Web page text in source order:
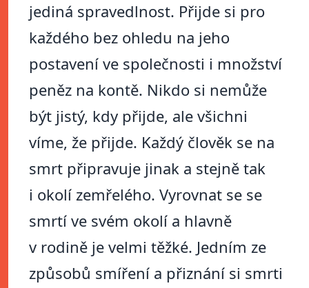
jediná spravedlnost. Přijde si pro
každého bez ohledu na jeho
postavení ve společnosti i množství
peněz na kontě. Nikdo si nemůže
být jistý, kdy přijde, ale všichni
víme, že přijde. Každý člověk se na
smrt připravuje jinak a stejně tak
i okolí zemřelého. Vyrovnat se se
smrtí ve svém okolí a hlavně
v rodině je velmi těžké. Jedním ze
způsobů smíření a přiznání si smrti